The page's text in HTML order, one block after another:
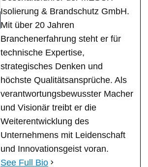
Isolierung & Brandschutz GmbH.
Mit über 20 Jahren
Branchenerfahrung steht er für
technische Expertise,
strategisches Denken und
höchste Qualitätsansprüche. Als
verantwortungsbewusster Macher
und Visionär treibt er die
Weiterentwicklung des
Unternehmens mit Leidenschaft
und Innovationsgeist voran.
See Full Bio